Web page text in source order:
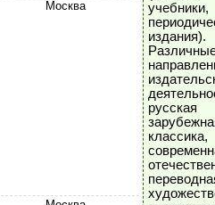
Москва
учебники,
издания).
классика,